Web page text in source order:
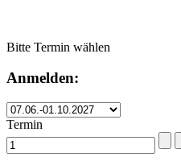
Bitte Termin wählen
Anmelden:
Termin